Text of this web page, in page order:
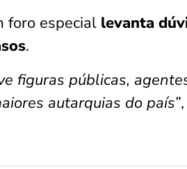
foro especial levanta
.
figuras públicas,
autarquias do país”,